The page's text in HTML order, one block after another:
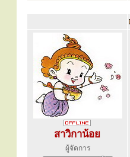
สาวิกาน้อย
ผู้จัดการ